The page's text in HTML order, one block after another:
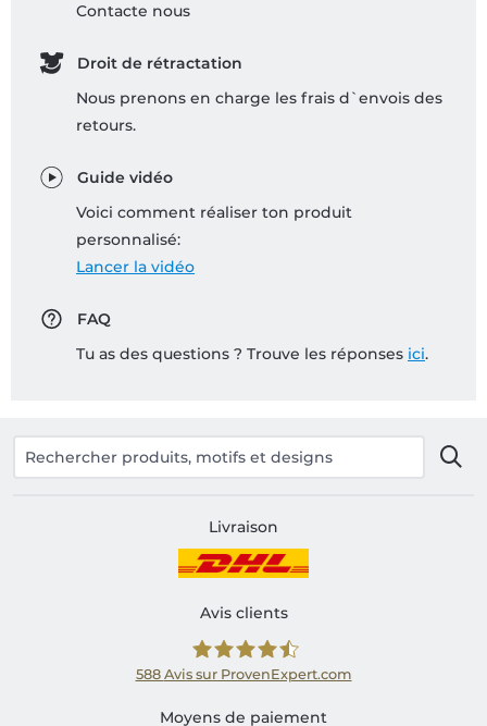
Contacte nous
Droit de rétractation
Nous prenons en charge les frais d`envois des
retours.
Guide vidéo
Voici comment réaliser ton produit
personnalisé:
Lancer la vidéo
FAQ
Tu as des questions ? Trouve les réponses ici.
Livraison
Avis clients
Shirtinator FR
588 Avis sur ProvenExpert.com
Moyens de paiement